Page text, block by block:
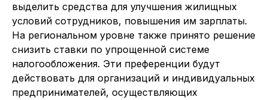
выделить средства для улучшения жилищных
условий сотрудников, повышения им зарплаты.
На региональном уровне также принято решение
снизить ставки по упрощенной системе
налогообложения. Эти преференции будут
действовать для организаций и индивидуальных
предпринимателей, осуществляющих